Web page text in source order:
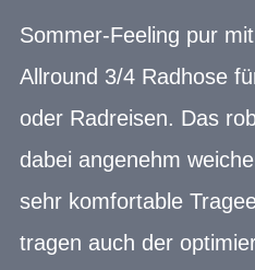
Sommer-Feeling pur
Allround 3/4 Radhose
oder Radreisen. Das
dabei angenehm
sehr komfortable
tragen auch der